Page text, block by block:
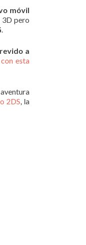
móvil
3D pero
.
a
esta
2DS, la